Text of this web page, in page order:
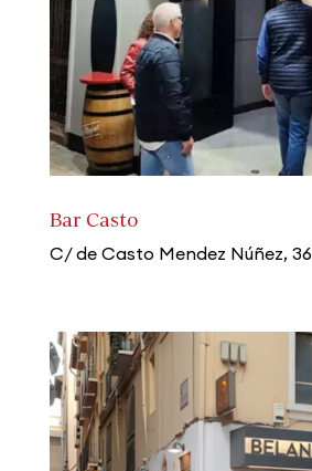
Bar Casto
C/ de Casto Mendez Núñez, 36